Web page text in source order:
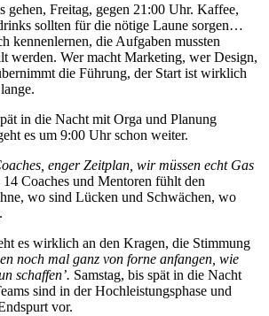
gehen, Freitag, gegen 21:00 Uhr. Kaffee,
sollten für die nötige Laune sorgen…
kennenlernen, die Aufgaben mussten
werden. Wer macht Marketing, wer Design,
die Führung, der Start ist wirklich
in die Nacht mit Orga und Planung
es um 9:00 Uhr schon weiter.
enger Zeitplan, wir müssen echt Gas
14 Coaches und Mentoren fühlt den
wo sind Lücken und Schwächen, wo
es wirklich an den Kragen, die Stimmung
noch mal ganz von forne anfangen, wie
schaffen’. Samstag, bis spät in die Nacht
sind in der Hochleistungsphase und
vor.